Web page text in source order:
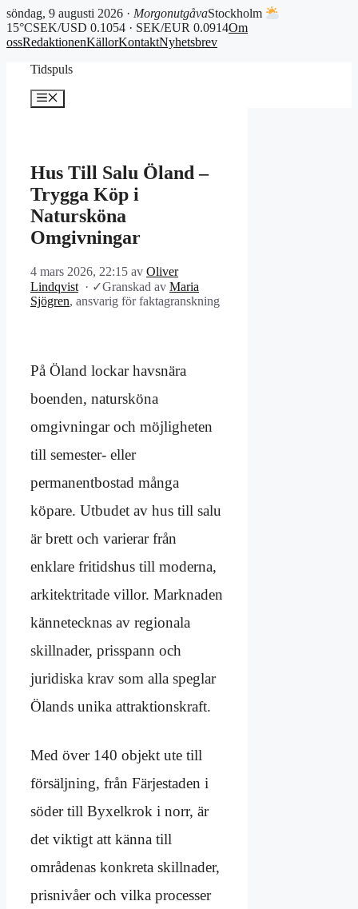
söndag, 9 augusti 2026 · MorgonutgåvaStockholm
15°CSEK/USD 0.1054 · SEK/EUR 0.0914Om
ossRedaktionenKällorKontaktNyhetsbrev
Tidspuls
Meny
Hus Till Salu Öland –
Trygga Köp i
Natursköna
Omgivningar
4 mars 2026, 22:15 av Oliver
Lindqvist · ✓Granskad av Maria
Sjögren, ansvarig för faktagranskning
På Öland lockar havsnära
boenden, natursköna
omgivningar och möjligheten
till semester- eller
permanentbostad många
köpare. Utbudet av hus till salu
är brett och varierar från
enklare fritidshus till moderna,
arkitektritade villor. Marknaden
kännetecknas av regionala
skillnader, prisspann och
juridiska krav som alla speglar
Ölands unika attraktionskraft.
Med över 140 objekt ute till
försäljning, från Färjestaden i
söder till Byxelkrok i norr, är
det viktigt att känna till
områdenas konkreta skillnader,
prisnivåer och vilka processer